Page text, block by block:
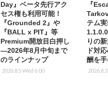
Day』ベータ先行アク
セス権も利用可能！
『Grounded 2』や
『BALL x PIT』等
Premium開放目白押し
―2026年8月中旬まで
のラインナップ
2026.8.5 Wed 6:00
『
テム
りの
ド対
酬を